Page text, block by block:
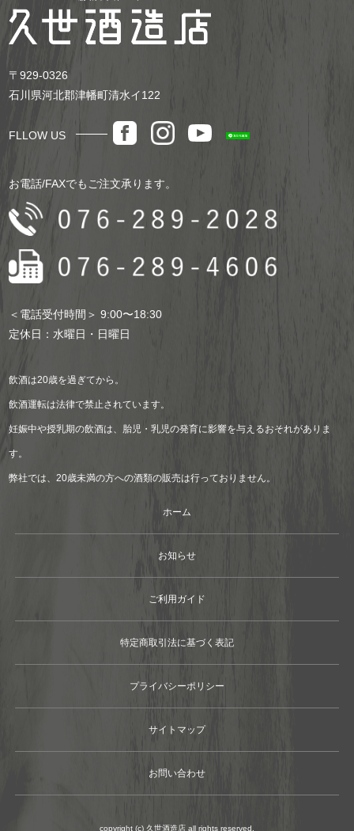
〒929-0326
石川県河北郡津幡町清水イ122
FLLOW US
お電話/FAXでもご注文承ります。
＜電話受付時間＞ 9:00〜18:30
定休日：水曜日・日曜日
飲酒は20歳を過ぎてから。
飲酒運転は法律で禁止されています。
妊娠中や授乳期の飲酒は、胎児・乳児の発育に影響を与えるおそれがありま
す。
弊社では、20歳未満の方への酒類の販売は行っておりません。
ホーム
お知らせ
ご利用ガイド
特定商取引法に基づく表記
プライバシーポリシー
サイトマップ
お問い合わせ
copyright (c) 久世酒造店 all rights reserved.